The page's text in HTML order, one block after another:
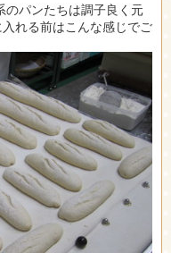
のパンたちは調子良く元
れる前はこんな感じでご